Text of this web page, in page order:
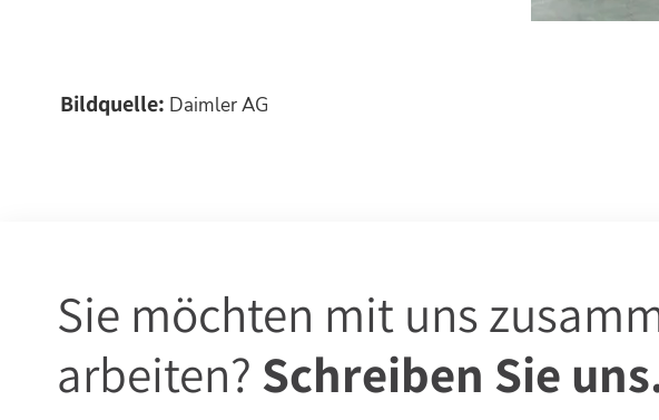
Bildquelle: Daimler AG
Sie möchten mit uns
arbeiten? Schreiben Sie